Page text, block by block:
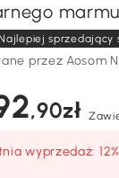
sprzedający
przez Aosom
,90zł
wyprzedaż: